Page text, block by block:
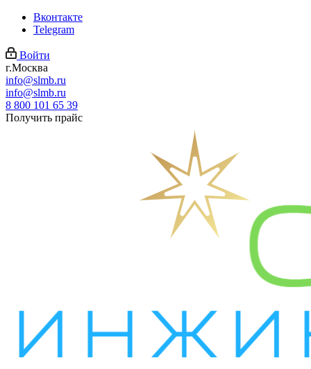
Вконтакте
Telegram
Войти
г.Москва
info@slmb.ru
info@slmb.ru
8 800 101 65 39
Получить прайс